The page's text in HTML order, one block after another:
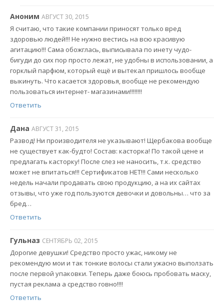
Аноним АВГУСТ 30, 2015
Я считаю, что такие компании приносят только вред
здоровью людей!!! Не нужно вестись на всю красивую
агитацию!!! Сама обожглась, выписывала по инету чудо-
бигуди до сих пор просто лежат, не удобны в использовании, а
горклый парфюм, который ещё и вытекал пришлось вообще
выкинуть. Что касается здоровья, вообще не рекомендую
пользоваться интернет- магазинами!!!!!!!!
Ответить
Дана АВГУСТ 31, 2015
Развод! Ни производителя не указывают! Щербакова вообще
не существует как-будто! Состав: касторка! По такой цене и
предлагать касторку! После слез не наносить, т.к. средство
может не впитаться!!! Сертификатов НЕТ!!! Сами несколько
недель начали продавать свою продукцию, а на их сайтах
отзывы, что уже год пользуются девочки и довольны… что за
бред…
Ответить
Гульназ СЕНТЯБРЬ 02, 2015
Дорогие девушки! Средство просто ужас, никому не
рекомендую мои и так тонкие волосы стали ужасно выползать
после первой упаковки. Теперь даже боюсь пробовать маску,
пустая реклама а средство говно!!!!
Ответить